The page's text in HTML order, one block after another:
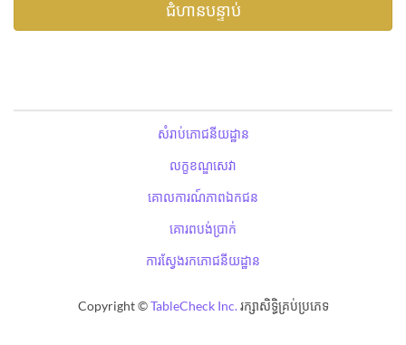
សំរាប់ភោជនីយដ្ឋាន
លក្ខខណ្ឌសេវា
គោលការណ៍ភាពឯកជន
គោរពបង់ប្រាក់
ការស្វែងរកភោជនីយដ្ឋាន
Copyright ©TableCheck Inc.រក្សាសិទ្ធិគ្រប់ប្រភេទ